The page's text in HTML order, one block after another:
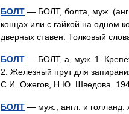
БОЛТ — БОЛТ, болта, муж.
концах или с гайкой на одном
дверных ставен. Толковый
БОЛТ — БОЛТ, а, муж. 1.
2. Железный прут для
С.И. Ожегов, Н.Ю. Шведова.
БОЛТ — муж., англ. и голланд.